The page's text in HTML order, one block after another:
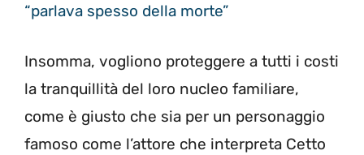
“parlava spesso della morte”
Insomma, vogliono proteggere a tutti i costi
la tranquillità del loro nucleo familiare,
come è giusto che sia per un personaggio
famoso come l’attore che interpreta Cetto